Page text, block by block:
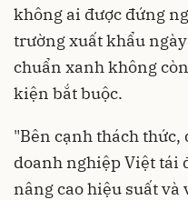
không ai được đứng
trường xuất khẩu
chuẩn xanh không
kiện bắt buộc.
"Bên cạnh thách thức,
doanh nghiệp Việt tái
nâng cao hiệu suất